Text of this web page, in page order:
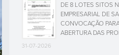
DE 8 LOTES SITOS
EMPRESARIAL DE
CONVOCAÇÃO
ABERTURA DAS
31-07-2026